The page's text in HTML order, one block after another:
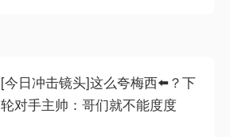
[今日冲击镜头]这么夸梅西⬅️？下
轮对手主帅：哥们就不能度度